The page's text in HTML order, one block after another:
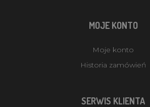
MOJE KONTO
Moje konto
Historia zamówień
SERWIS KLIENTA